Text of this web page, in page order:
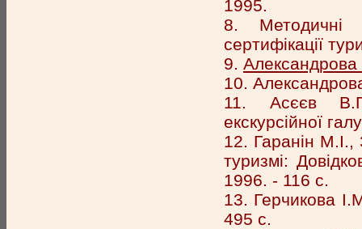
1995.
8. Методичні
сертифікації
9.
10.
11. Асєєв В.Г.
екскурсійної
12. Гаранін М.І.,
туризмі:
1996. - 116 с.
13. Герчикова
495 с.